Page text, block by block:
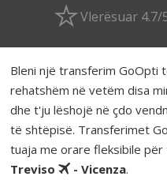
Vlerësuar 4.7/
Bleni një transferim GoOpti
rehatshëm në vetëm disa
dhe t'ju lëshojë në çdo
të shtëpisë. Transferimet
tuaja me orare fleksibile
Treviso
- Vicenza.